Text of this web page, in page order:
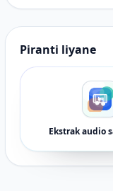
Piranti liyane
Ekstrak audio